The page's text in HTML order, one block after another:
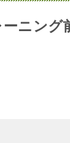
ニング